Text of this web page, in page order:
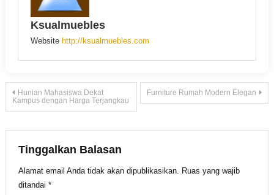
Ksualmuebles
Website http://ksualmuebles.com
Navigasi
Hunian Mahasiswa Dekat
Kampus dengan Harga Terjangkau
Furniture Rumah Modern Elegan
Tinggalkan Balasan
Alamat email Anda tidak akan dipublikasikan. Ruas yang wajib
ditandai *